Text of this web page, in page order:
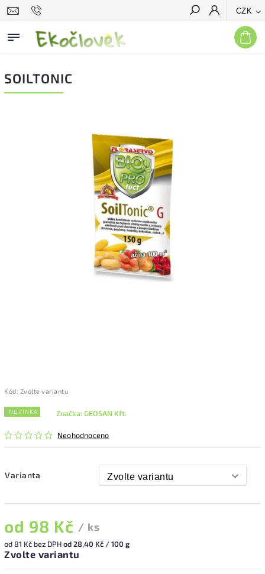
CZK
Hledat
SOILTONIC
Kód: Zvolte variantu
NOVINKA
Neohodnoceno
Značka:GEOSAN Kft.
Varianta
od 98 Kč / ks
od81 Kč bez DPHod 28,40 Kč / 100 g
Zvolte variantu